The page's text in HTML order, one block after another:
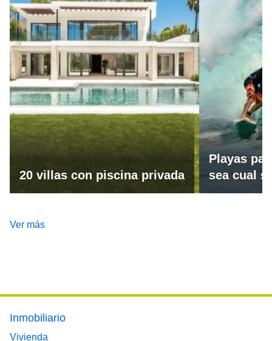
20 villas con piscina privada
Playas
sea cual
Ver más
Footer main menu
Inmobiliario
Vivienda